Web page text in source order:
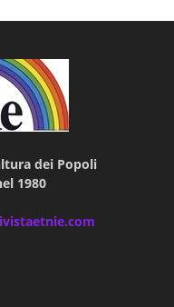
dei Popoli
1980